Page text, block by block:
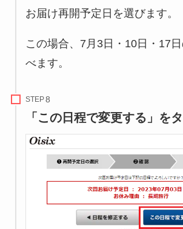
お届け再開予定日を選びます。
この場合、7月3日・10日・17
べます。
STEP
「この日程で変更する」を